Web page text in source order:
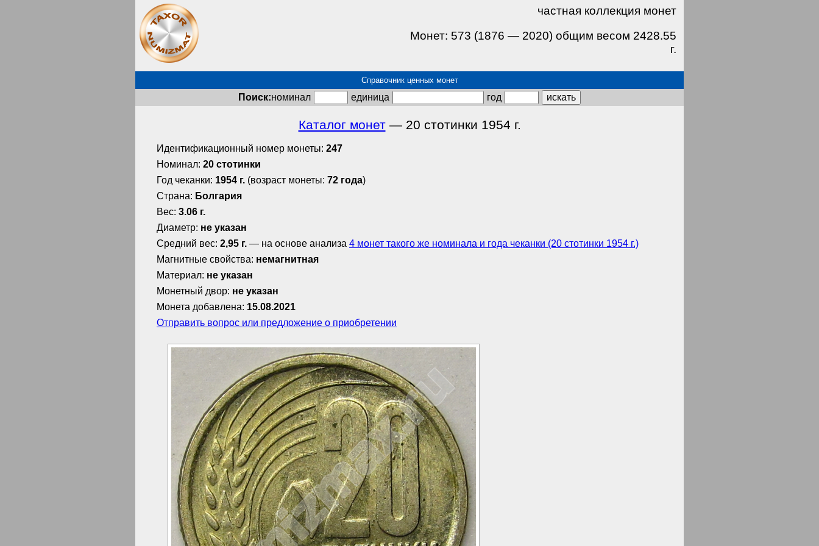
частная коллекция монет
Монет: 573 (1876 — 2020) общим весом 2428.55
г.
Справочник ценных монет
Поиск:номинал единица год искать
Каталог монет— 20 стотинки 1954 г.
Идентификационный номер монеты: 247
Номинал: 20 стотинки
Год чеканки: 1954 г. (возраст монеты: 72 года)
Страна: Болгария
Вес: 3.06 г.
Диаметр: не указан
Средний вес: 2,95 г. — на основе анализа 4 монет такого же номинала и года чеканки (20 стотинки 1954 г.)
Магнитные свойства: немагнитная
Материал: не указан
Монетный двор: не указан
Монета добавлена: 15.08.2021
Отправить вопрос или предложение о приобретении